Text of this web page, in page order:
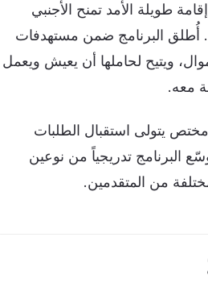
طويلة الأمد تمنح الأجنبي
أُطلق البرنامج ضمن مستهدفات
ويتيح لحاملها أن يعيش ويعمل
معه.
يتولى استقبال الطلبات
البرنامج تدريجياً من نوعين
من المتقدمين.